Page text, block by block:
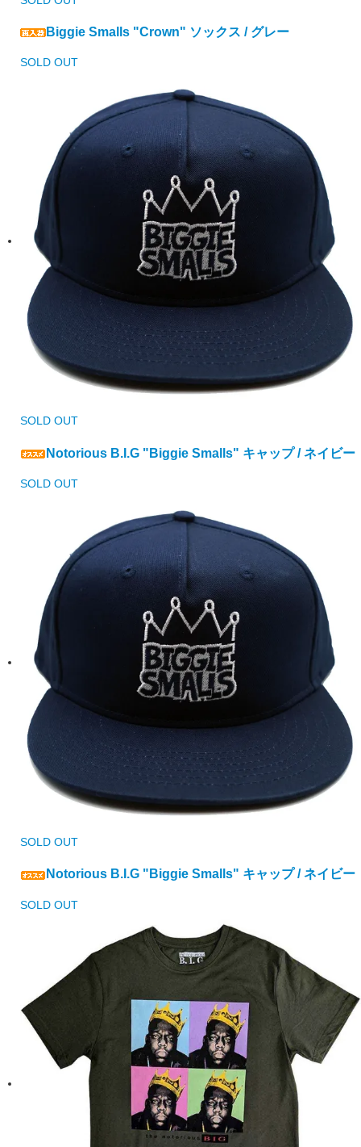
Biggie Smalls "Crown" ソックス / グレー
SOLD OUT
SOLD OUT
Notorious B.I.G "Biggie Smalls" キャップ / ネイビー
SOLD OUT
SOLD OUT
Notorious B.I.G "Biggie Smalls" キャップ / ネイビー
SOLD OUT